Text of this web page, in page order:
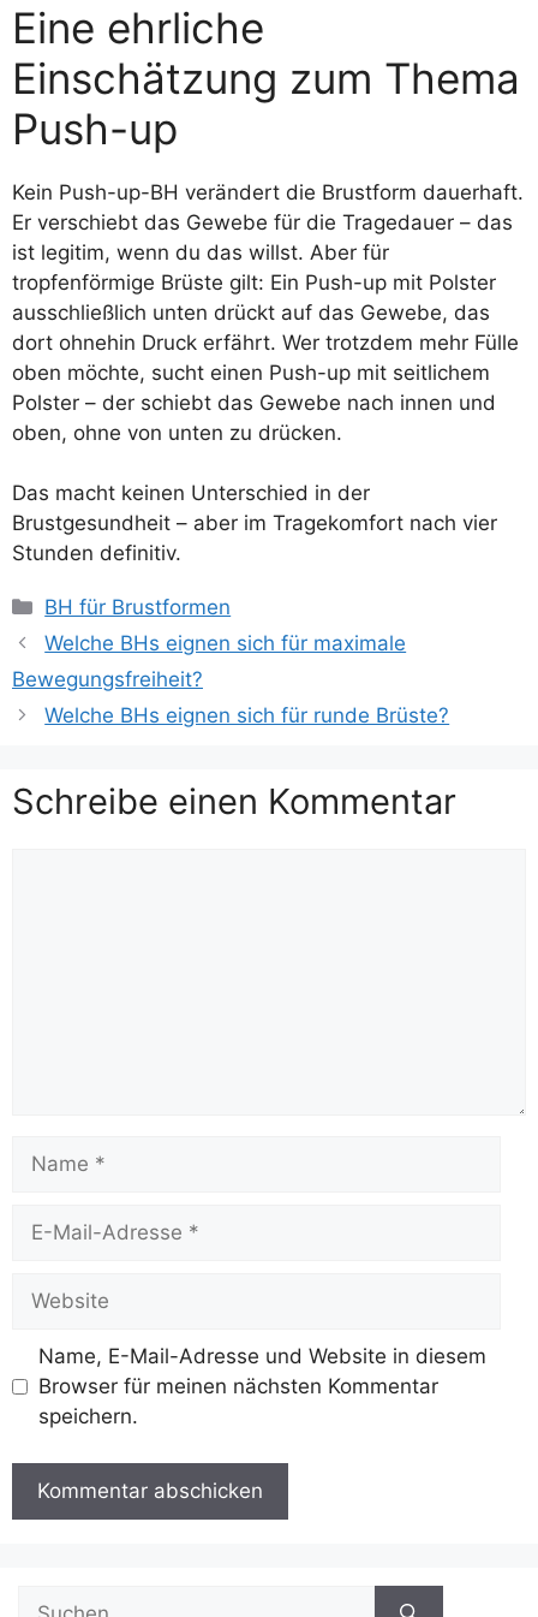
Eine ehrliche
Einschätzung zum Thema
Push-up
Kein Push-up-BH verändert die Brustform dauerhaft.
Er verschiebt das Gewebe für die Tragedauer – das
ist legitim, wenn du das willst. Aber für
tropfenförmige Brüste gilt: Ein Push-up mit Polster
ausschließlich unten drückt auf das Gewebe, das
dort ohnehin Druck erfährt. Wer trotzdem mehr Fülle
oben möchte, sucht einen Push-up mit seitlichem
Polster – der schiebt das Gewebe nach innen und
oben, ohne von unten zu drücken.
Das macht keinen Unterschied in der
Brustgesundheit – aber im Tragekomfort nach vier
Stunden definitiv.
Kategorien
BH für Brustformen
Welche BHs eignen sich für maximale
Bewegungsfreiheit?
Welche BHs eignen sich für runde Brüste?
Schreibe einen Kommentar
Name
Website
Name, E-Mail-Adresse und Website in diesem
Browser für meinen nächsten Kommentar
speichern.